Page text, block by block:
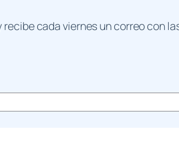
recibe cada viernes un correo con